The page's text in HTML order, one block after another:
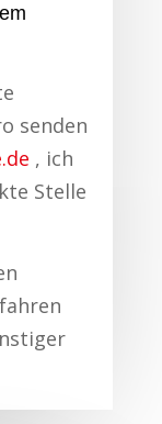
senden
, ich
Stelle